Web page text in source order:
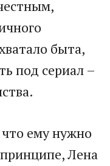
быта,
под сериал –
ему нужно
Лена